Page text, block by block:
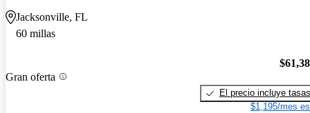
Jacksonville, FL
60 millas
Gran oferta
El precio incluye tasas
$1,195/mes